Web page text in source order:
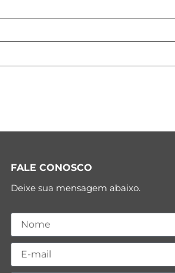
FALE CONOSCO
Deixe sua mensagem abaixo.